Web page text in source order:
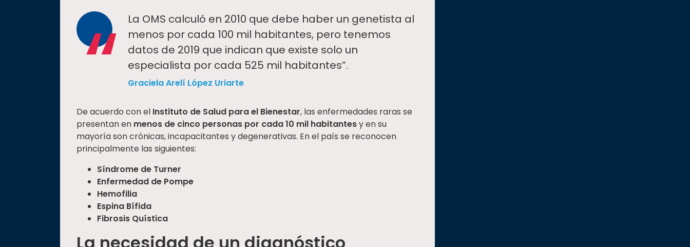
“
La OMS calculó en 2010 que debe haber un genetista al
menos por cada 100 mil habitantes, pero tenemos
datos de 2019 que indican que existe solo un
especialista por cada 525 mil habitantes”.
Graciela Arelí López Uriarte
De acuerdo con el Instituto de Salud para el Bienestar, las enfermedades raras se
presentan en menos de cinco personas por cada 10 mil habitantesy en su
mayoría son crónicas, incapacitantes y degenerativas. En el país se reconocen
principalmente las siguientes:
Síndrome de Turner
Enfermedad de Pompe
Hemofilia
Espina Bífida
Fibrosis Quística